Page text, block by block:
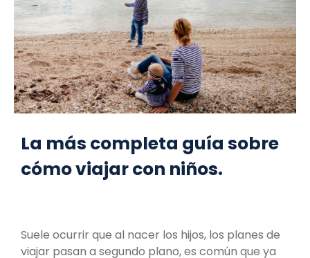
La más completa guía sobre
cómo viajar con niños.
Suele ocurrir que al nacer los hijos, los planes de
viajar pasan a segundo plano, es común que ya